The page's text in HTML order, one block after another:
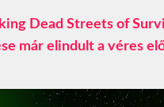
Dead Streets of
már elindult a véres